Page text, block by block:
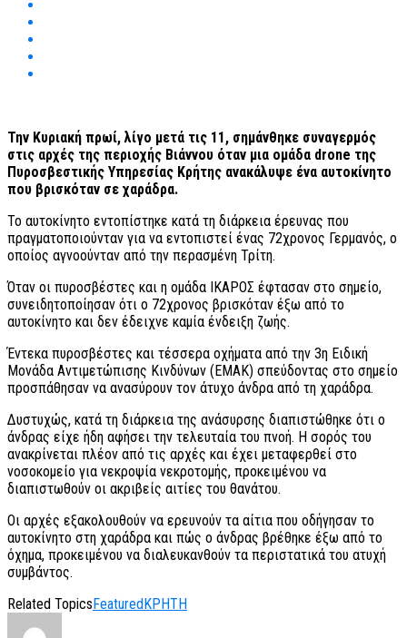
Την Κυριακή πρωί, λίγο μετά τις 11, σημάνθηκε συναγερμός
στις αρχές της περιοχής Βιάννου όταν μια ομάδα drone της
Πυροσβεστικής Υπηρεσίας Κρήτης ανακάλυψε ένα αυτοκίνητο
που βρισκόταν σε χαράδρα.
Το αυτοκίνητο εντοπίστηκε κατά τη διάρκεια έρευνας που
πραγματοποιούνταν για να εντοπιστεί ένας 72χρονος Γερμανός, ο
οποίος αγνοούνταν από την περασμένη Τρίτη.
Όταν οι πυροσβέστες και η ομάδα ΙΚΑΡΟΣ έφτασαν στο σημείο,
συνειδητοποίησαν ότι ο 72χρονος βρισκόταν έξω από το
αυτοκίνητο και δεν έδειχνε καμία ένδειξη ζωής.
Έντεκα πυροσβέστες και τέσσερα οχήματα από την 3η Ειδική
Μονάδα Αντιμετώπισης Κινδύνων (ΕΜΑΚ) σπεύδοντας στο σημείο
προσπάθησαν να ανασύρουν τον άτυχο άνδρα από τη χαράδρα.
Δυστυχώς, κατά τη διάρκεια της ανάσυρσης διαπιστώθηκε ότι ο
άνδρας είχε ήδη αφήσει την τελευταία του πνοή. Η σορός του
ανακρίνεται πλέον από τις αρχές και έχει μεταφερθεί στο
νοσοκομείο για νεκροψία νεκροτομής, προκειμένου να
διαπιστωθούν οι ακριβείς αιτίες του θανάτου.
Οι αρχές εξακολουθούν να ερευνούν τα αίτια που οδήγησαν το
αυτοκίνητο στη χαράδρα και πώς ο άνδρας βρέθηκε έξω από το
όχημα, προκειμένου να διαλευκανθούν τα περιστατικά του ατυχή
συμβάντος.
Related Topics Featured ΚΡΗΤΗ